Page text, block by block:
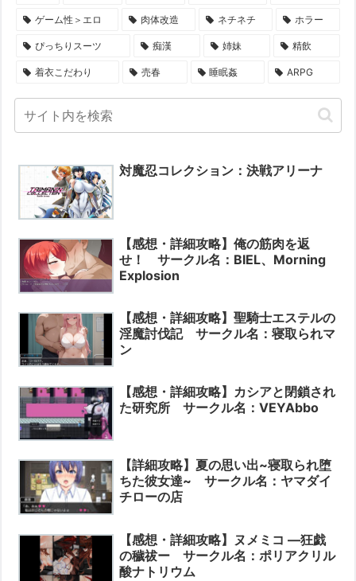
ゲーム性＞エロ 肉体改造 ネチネチ ホラー
ぴっちりスーツ 痴漢 姉妹 精飲
着衣こだわり 売春 睡眠姦 ARPG
対魔忍コレクション：決戦アリーナ
【感想・詳細攻略】俺の筋肉を返
せ！ サークル名：BIEL、Morning
Explosion
【感想・詳細攻略】聖騎士エステルの
淫魔討伐記 サークル名：寝取られマ
ン
【感想・詳細攻略】カシアと閉鎖され
た研究所 サークル名：VEYAbbo
【詳細攻略】夏の思い出~寝取られ堕
ちた彼女達~ サークル名：ヤマダイ
チローの店
【感想・詳細攻略】ヌメミコ ―狂戯
の穢祓ー サークル名：ポリアクリル
酸ナトリウム